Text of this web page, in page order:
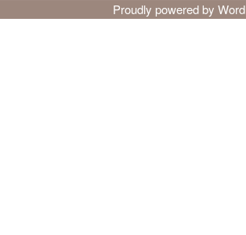
Proudly powered by